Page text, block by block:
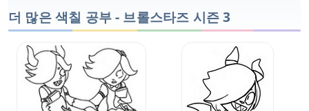
더 많은 색칠 공부 - 브롤스타즈 시즌 3